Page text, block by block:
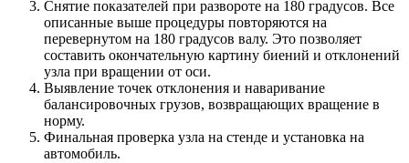
Снятие показателей при развороте на 180 градусов. Все
описанные выше процедуры повторяются на
перевернутом на 180 градусов валу. Это позволяет
составить окончательную картину биений и отклонений
узла при вращении от оси.
Выявление точек отклонения и наваривание
балансировочных грузов, возвращающих вращение в
норму.
Финальная проверка узла на стенде и установка на
автомобиль.